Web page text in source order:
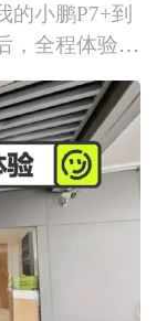
的小鹏P7+到
，全程体验感
全行驶两万一
售后服务群预
调了合适时
心，线上服